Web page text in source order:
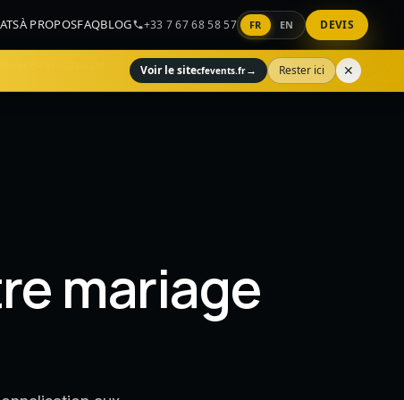
À PROPOSFAQBLOG +33 7 67 68 58 57 FR EN DEVIS
Voir le sitecfevents.fr→ Rester ici ✕
mariage